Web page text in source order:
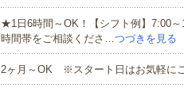
★1日6時間～OK！【シフト例】7:00
時間帯をご相談くださ…つづきを見る
2ヶ月～OK ※スタート日はお気軽に